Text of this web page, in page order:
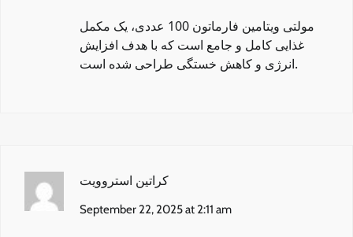
مولتی ویتامین فارماتون 100 عددی
، یک مکمل
غذایی کامل و جامع است که با هدف افزایش
انرژی و کاهش خستگی طراحی شده است.
کراتین استروویت
September 22, 2025 at 2:11 am